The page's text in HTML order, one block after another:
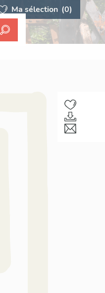
Ma sélection (0)